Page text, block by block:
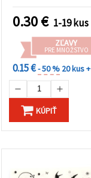
0.30€ 1-19 kus
ZĽAVY
PRE MNOŽSTVO
0.15 €- 50 % 20 kus +
KÚPIŤ